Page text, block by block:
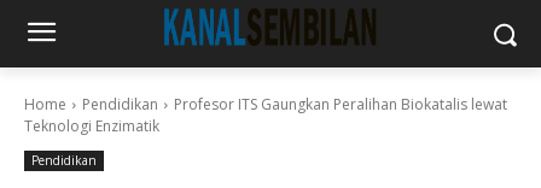
Home Pendidikan
Profesor ITS Gaungkan Peralihan Biokatalis lewat
Teknologi Enzimatik
Pendidikan